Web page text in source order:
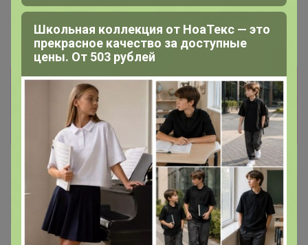
алкализованный)
Информация о заказах доступна
лишь членам клуба
Показать
Артемида
Бронзовый организатор
Школьная коллекция от НоаТекс — это
прекрасное качество за доступные
цены. От 503 рублей